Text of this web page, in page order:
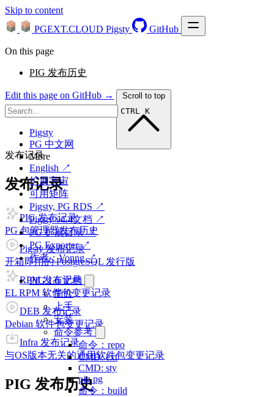
Skip to content
PGEXT.CLOUD Pigsty GitHub
CTRL K
Pigsty
PG 中文网
More
English ↗
扩展宇宙
可用矩阵
Pigsty, PG RDS ↗
Pigsty v4.4文档 ↗
PG 扩展目录 ↗
PG Exporter ↗
作者：Vonng ↗
PIG 1.6 文档
简介
上手
安装
命令参考
命令：repo
CMD: ext
CMD: sty
pig pg
命令：build
On this page
PIG 发布历史
Edit this page on GitHub → Scroll to top
发布记录
发布记录
PIG 发布记录
PG 包管理器发布历史
Pigsty 发布记录
开箱即用的 PostgreSQL 发行版
RPM 发布记录
EL RPM 软件包变更记录
DEB 发布记录
Debian 软件包变更记录
Infra 发布记录
与OS版本无关的通用软件包变更记录
PIG 发布历史